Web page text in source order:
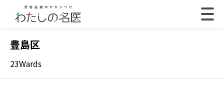
豊島区
23Wards